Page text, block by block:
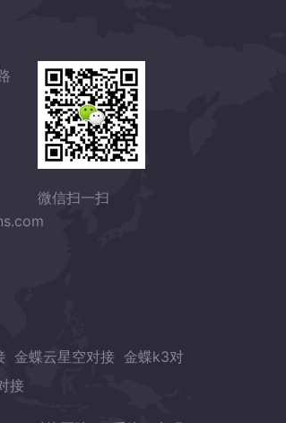
微信扫一扫
金蝶云星空对接 金蝶k3对
接